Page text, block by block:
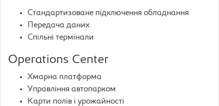
Стандартизоване підключення обладнання
Передача даних
Спільні термінали
Operations Center
Хмарна платформа
Управління автопарком
Карти полів і урожайності